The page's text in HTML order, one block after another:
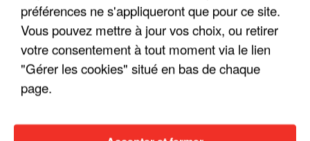
LES INTERVIEWS CHANTE
FRANCE
Voir plus
préférences ne s'appliqueront que pour ce site.
Vous pouvez mettre à jour vos choix, ou retirer
votre consentement à tout moment via le lien
"Gérer les cookies" situé en bas de chaque
page.